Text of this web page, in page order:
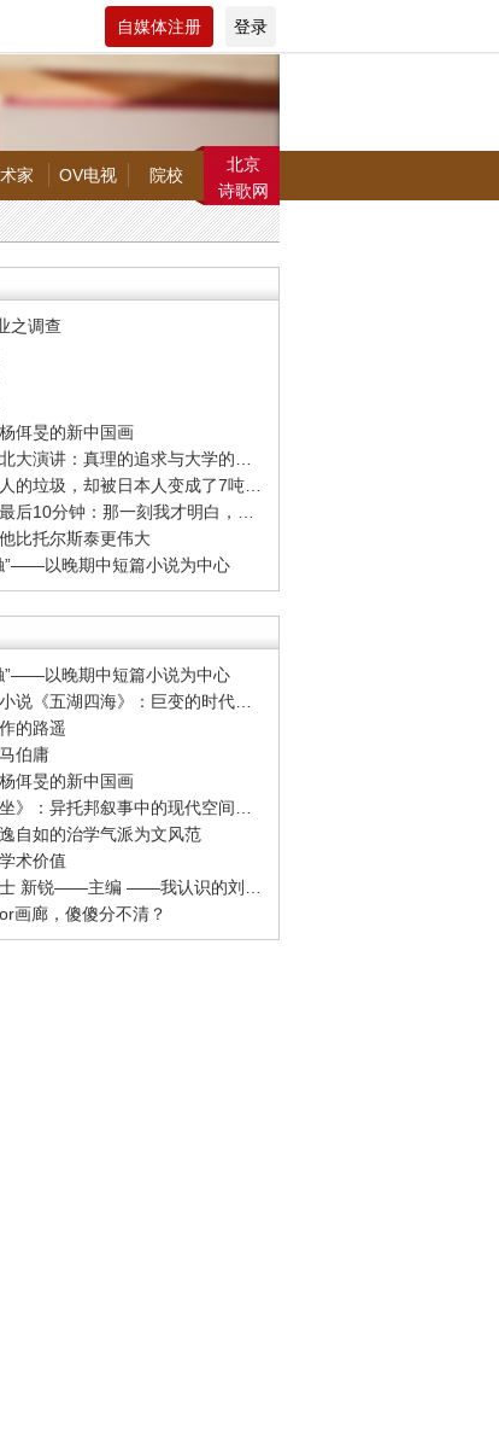
自媒体注册 登录
家 OV电视 院校
北京
诗歌网
之调查
佴旻的新中国画
· 害惨千万国人的垃圾，却被日本人变成了7吨黄金！
比托尔斯泰更伟大
”——以晚期中短篇小说为中心
”——以晚期中短篇小说为中心
· 王安忆长篇小说《五湖四海》：巨变的时代，不变的日常
的路遥
伯庸
佴旻的新中国画
自如的治学气派为文风范
术价值
画廊，傻傻分不清？